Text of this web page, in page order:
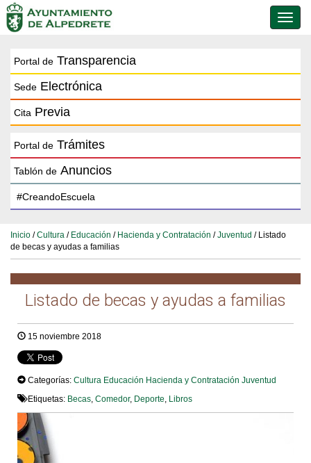
de
Portal de Transparencia
Sede Electrónica
Cita Previa
Portal de Trámites
Tablón de Anuncios
Inicio /Cultura / Educación / Hacienda y Contratación /Juventud / Listado
de becas y ayudas a familias
Listado de becas y ayudas a familias
15 noviembre 2018
Categorías: Cultura Educación Hacienda y Contratación Juventud
Etiquetas: Becas Comedor, Deporte Libros